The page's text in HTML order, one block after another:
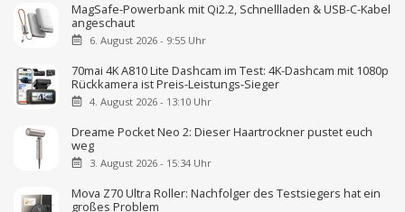
MagSafe-Powerbank mit Qi2.2, Schnellladen & USB-C-Kabel
angeschaut
6. August 2026 - 9:55 Uhr
70mai 4K A810 Lite Dashcam im Test: 4K-Dashcam mit 1080p
Rückkamera ist Preis-Leistungs-Sieger
4. August 2026 - 13:10 Uhr
Dreame Pocket Neo 2: Dieser Haartrockner pustet euch
weg
3. August 2026 - 15:34 Uhr
Mova Z70 Ultra Roller: Nachfolger des Testsiegers hat ein
großes Problem